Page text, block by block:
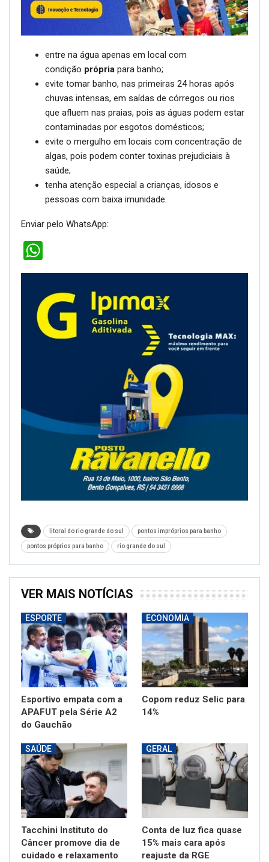
entre na água apenas em local com
condição própria para banho;
evite tomar banho, nas primeiras 24 horas após
chuvas intensas, em saídas de córregos ou rios
que afluem nas praias, pois as águas podem estar
contaminadas por esgotos domésticos;
evite o mergulho em locais com concentração de
algas, pois podem conter toxinas prejudiciais à
saúde;
tenha atenção especial a crianças, idosos e
pessoas com baixa imunidade.
Enviar pelo WhatsApp:
litoral do rio grande do sul pontos impróprios para banho
pontos próprios para banho rio grande do sul
VER MAIS NOTÍCIAS
ESPORTE
Esportivo empata com a
APAFUT pela Série A2
do Gauchão
ECONOMIA
Copom reduz Selic para
14%
SAÚDE
Tacchini Instituto do
Câncer promove dia de
cuidado e relaxamento
GERAL
Conta de luz fica quase
15% mais cara após
reajuste da RGE